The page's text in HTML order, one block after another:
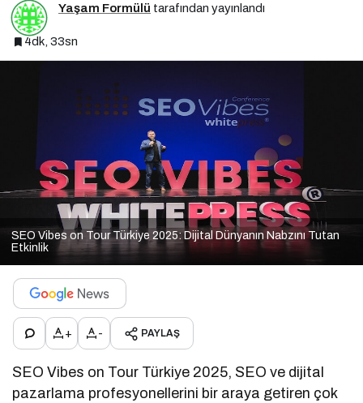
Yaşam Formülü tarafından yayınlandı
4dk, 33sn
SEO Vibes on Tour Türkiye 2025: Dijital Dünyanın Nabzını Tutan
Etkinlik
+ - PAYLAŞ
SEO Vibes on Tour Türkiye 2025, SEO ve dijital
pazarlama profesyonellerini bir araya getiren çok